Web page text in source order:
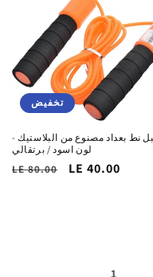
تخفيض
نط بعداد مصنوع من البلاستيك -
لون اسود / برتقالي
السغر
LE 80.00
سعر
LE 40.00
1